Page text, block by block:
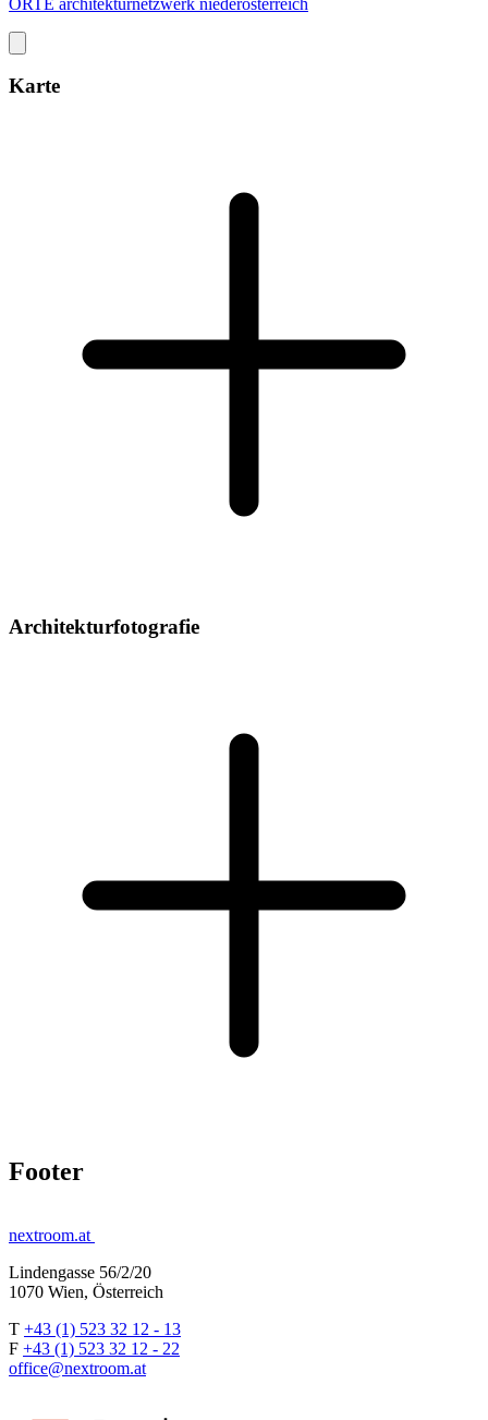
Karte
Architekturfotografie
Footer
nextroom.at
Lindengasse 56/2/20
1070 Wien, Österreich
T +43 (1) 523 32 12 - 13
F +43 (1) 523 32 12 - 22
office@nextroom.at